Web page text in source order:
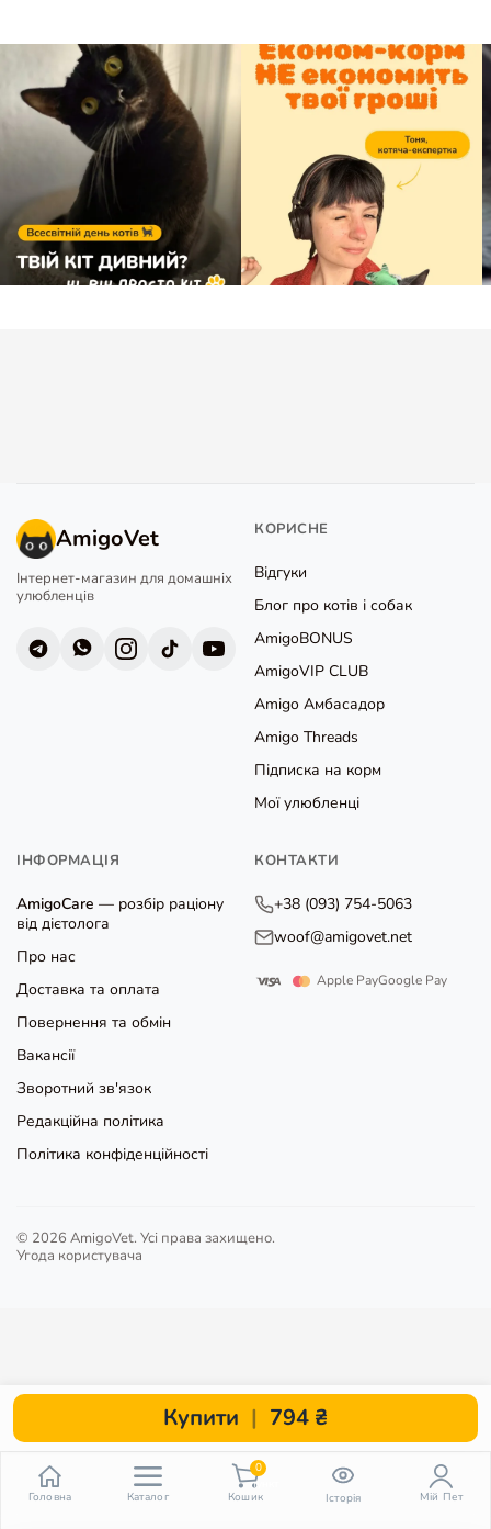
AmigoVet
Інтернет-магазин для домашніх
улюбленців
КОРИСНЕ
Відгуки
Блог про котів і собак
AmigoBONUS
AmigoVIP CLUB
Amigo Амбасадор
Amigo Threads
Підписка на корм
Мої улюбленці
ІНФОРМАЦІЯ
AmigoCare — розбір раціону
від дієтолога
Про нас
Доставка та оплата
Повернення та обмін
Вакансії
Зворотний зв'язок
Редакційна політика
Політика конфіденційності
КОНТАКТИ
+38 (093) 754-5063
woof@amigovet.net
Apple PayGoogle Pay
© 2026 AmigoVet. Усі права захищено.
Угода користувача
Головна Каталог
0
пункт
Кошик
Історія Мій Пет
Купити | 794 ₴